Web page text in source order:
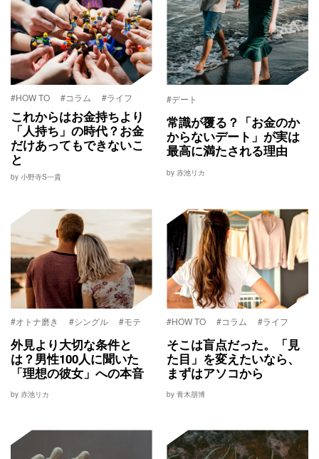
#HOW TO #コラム #ライフ
これからはお金持ちより
「人持ち」の時代？お金
だけあってもできないこ
と
by 小野寺S一貴
#デート
常識が覆る？「お金のか
からないデート」が実は
最高に満たされる理由
by 赤池リカ
#オトナ磨き #シングル #モテ
外見より大切な条件と
は？男性100人に聞いた
「理想の彼女」への本音
by 赤池リカ
#HOW TO #コラム #ライフ
そこは盲点だった。「見
た目」を変えたいなら、
まずはアソコから
by 青木朋博